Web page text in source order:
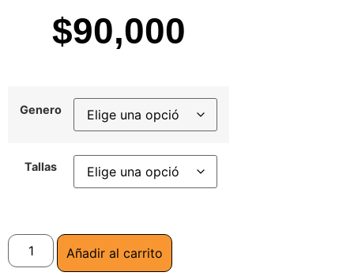
$90,000
Genero
Tallas
Añadir al carrito